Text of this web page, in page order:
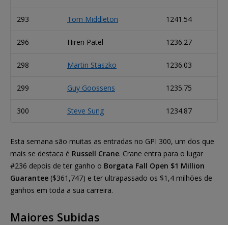
293 Tom Middleton 1241.54
296 Hiren Patel 1236.27
298 Martin Staszko 1236.03
299 Guy Goossens 1235.75
300 Steve Sung 1234.87
Esta semana são muitas as entradas no GPI 300, um dos que
mais se destaca é Russell Crane. Crane entra para o lugar
#236 depois de ter ganho o Borgata Fall Open $1 Million
Guarantee ($361,747) e ter ultrapassado os $1,4 milhões de
ganhos em toda a sua carreira.
Maiores Subidas